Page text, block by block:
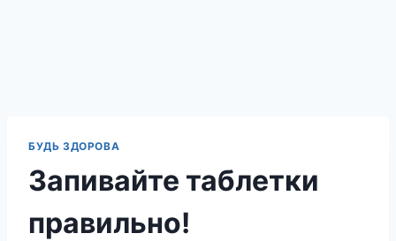
БУДЬ ЗДОРОВА
Запивайте таблетки
правильно!